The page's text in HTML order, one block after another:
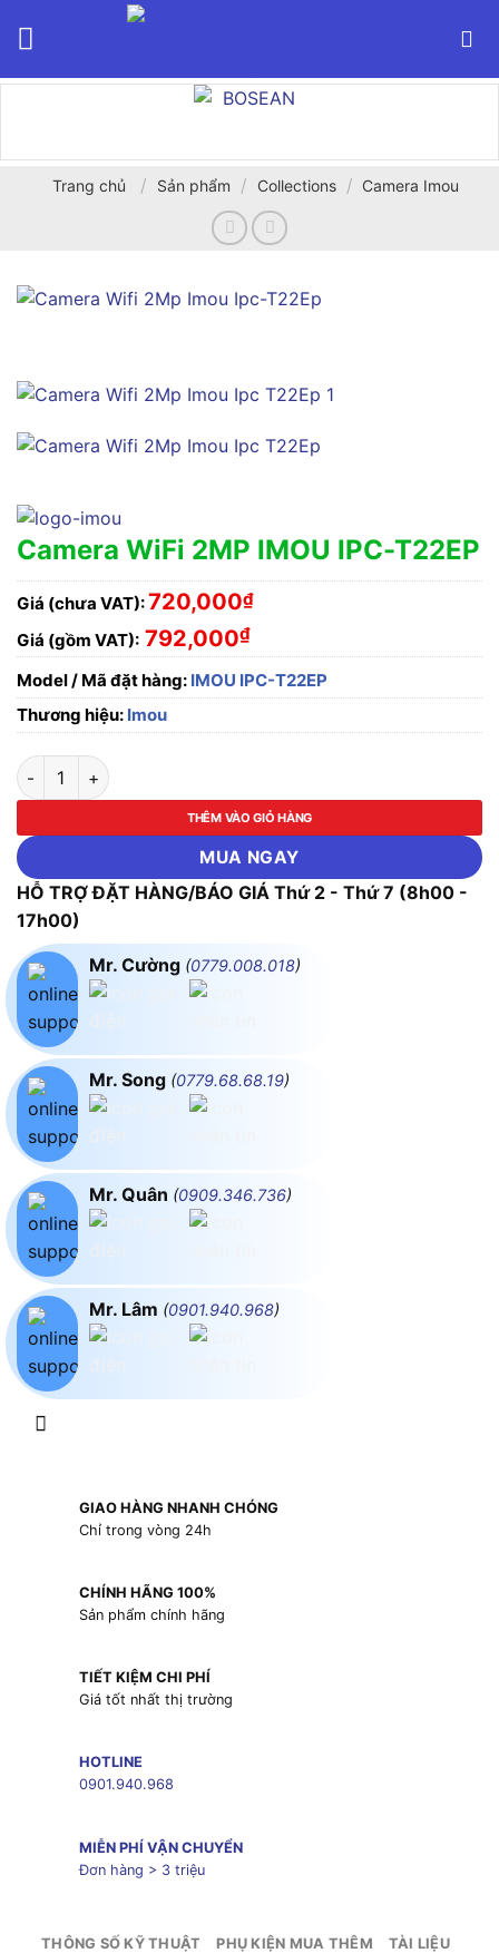
Trang chủ / Sản phẩm / Collections / Camera Imou
Camera WiFi 2MP IMOU IPC-T22EP
Giá (chưa VAT):720,000₫
Giá (gồm VAT): 792,000₫
Model / Mã đặt hàng: IMOU IPC-T22EP
Thương hiệu: Imou
Camera WiFi 2MP IMOU IPC-T22EP số lượng
THÊM VÀO GIỎ HÀNG
MUA NGAY
HỖ TRỢ ĐẶT HÀNG/BÁO GIÁ Thứ 2 - Thứ 7 (8h00 -
17h00)
Mr. Cường (0779.008.018)
Mr. Song (0779.68.68.19)
Mr. Quân (0909.346.736)
Mr. Lâm (0901.940.968)
GIAO HÀNG NHANH CHÓNG
Chỉ trong vòng 24h
CHÍNH HÃNG 100%
Sản phẩm chính hãng
TIẾT KIỆM CHI PHÍ
Giá tốt nhất thị trường
HOTLINE
0901.940.968
MIỄN PHÍ VẬN CHUYỂN
Đơn hàng > 3 triệu
THÔNG SỐ KỸ THUẬT PHỤ KIỆN MUA THÊM TÀI LIỆU